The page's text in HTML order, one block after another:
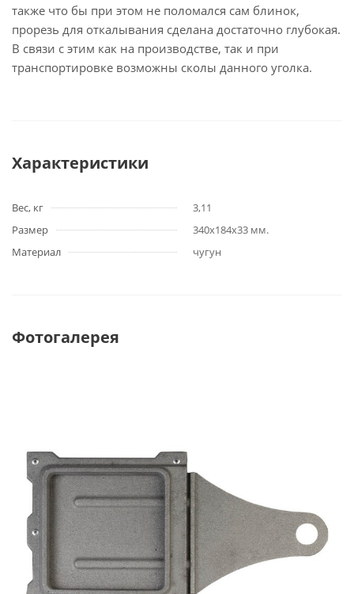
также что бы при этом не поломался сам блинок,
прорезь для откалывания сделана достаточно глубокая.
В связи с этим как на производстве, так и при
транспортировке возможны сколы данного уголка.
Характеристики
Вес, кг
3,11
Размер
340х184х33 мм.
Материал
чугун
Фотогалерея